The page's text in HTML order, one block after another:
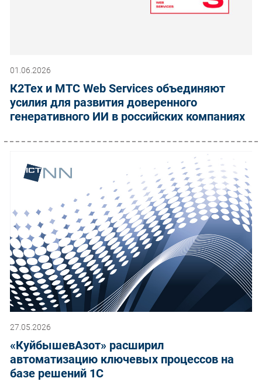
01.06.2026
К2Тех и МТС Web Services объединяют
усилия для развития доверенного
генеративного ИИ в российских компаниях
27.05.2026
«КуйбышевАзот» расширил
автоматизацию ключевых процессов на
базе решений 1С